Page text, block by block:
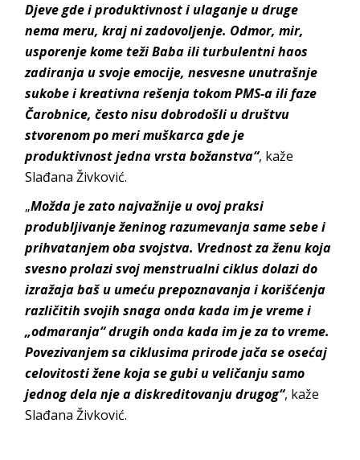
Djeve gde i produktivnost i ulaganje u druge
nema meru, kraj ni zadovoljenje. Odmor, mir,
usporenje kome teži Baba ili turbulentni haos
zadiranja u svoje emocije, nesvesne unutrašnje
sukobe i kreativna rešenja tokom PMS-a ili faze
Čarobnice, često nisu dobrodošli u društvu
stvorenom po meri muškarca gde je
produktivnost jedna vrsta božanstva“, kaže
Slađana Živković.
„Možda je zato najvažnije u ovoj praksi
produbljivanje ženinog razumevanja same sebe i
prihvatanjem oba svojstva. Vrednost za ženu koja
svesno prolazi svoj menstrualni ciklus dolazi do
izražaja baš u umeću prepoznavanja i korišćenja
različitih svojih snaga onda kada im je vreme i
„odmaranja“ drugih onda kada im je za to vreme.
Povezivanjem sa ciklusima prirode jača se osećaj
celovitosti žene koja se gubi u veličanju samo
jednog dela nje a diskreditovanju drugog“, kaže
Slađana Živković.